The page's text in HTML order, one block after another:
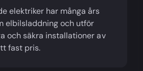
elektriker har många års
elbilsladdning och utför
och säkra installationer av
fast pris.